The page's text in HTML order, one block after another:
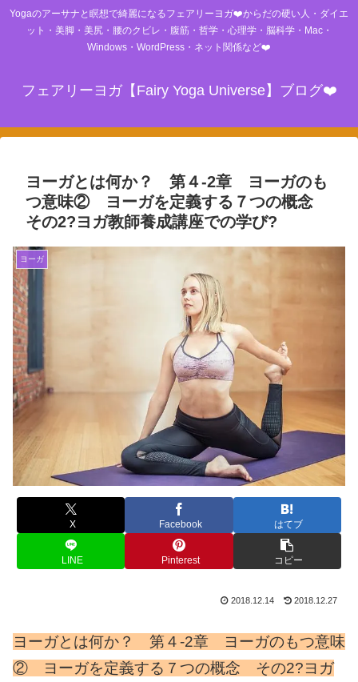
Yogaのアーサナと瞑想で綺麗になるフェアリーヨガ❤️からだの硬い人・ダイエ
ット・美脚・美尻・腰のクビレ・腹筋・哲学・心理学・脳科学・Mac・
Windows・WordPress・ネット関係など❤️
フェアリーヨガ【Fairy Yoga Universe】ブログ❤️
ヨーガとは何か？ 第４-2章 ヨーガのも
つ意味② ヨーガを定義する７つの概念
その2?ヨガ教師養成講座での学び?
ヨーガ
X Facebook はてブ
LINE Pinterest コピー
2018.12.14 2018.12.27
ヨーガとは何か？ 第４-2章 ヨーガのもつ意味
② ヨーガを定義する７つの概念 その2?ヨガ